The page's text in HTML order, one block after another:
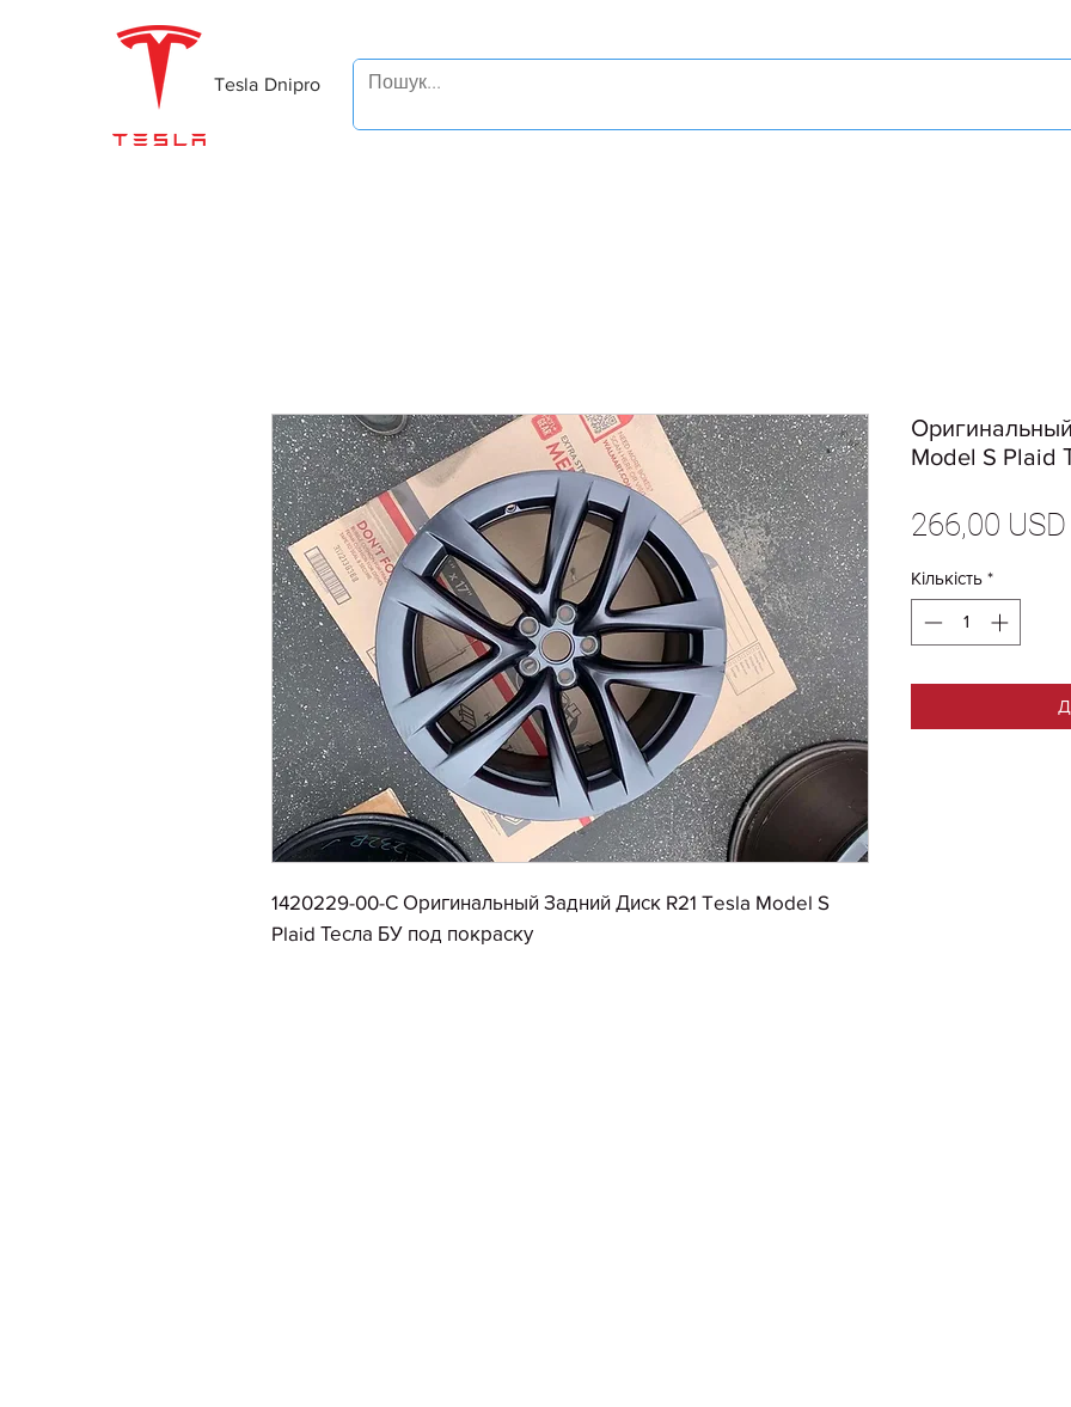
Tesla Dnipro
1420229-00-С Оригинальный Задний Диск R21 Tesla Model S
Plaid Тесла БУ под покраску
Model S Plaid
266,00 USD
Кількість *